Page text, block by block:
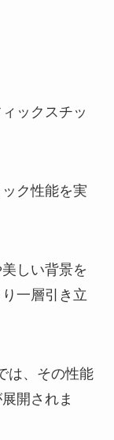
ックスチッ
ク性能を実
しい背景を
一層引き立
は、その性能
開されま